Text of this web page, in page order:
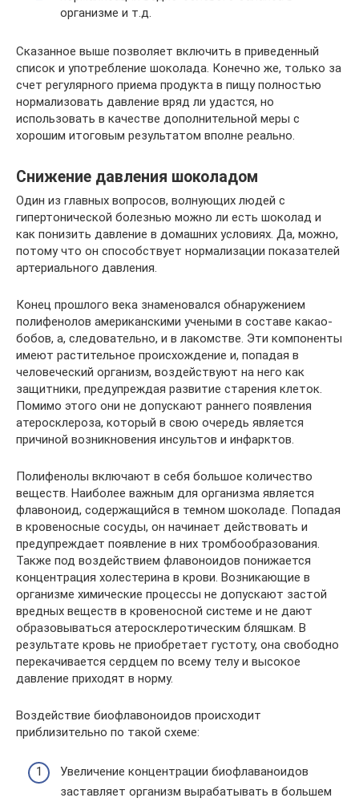
организме и т.д.
Сказанное выше позволяет включить в приведенный
список и употребление шоколада. Конечно же, только за
счет регулярного приема продукта в пищу полностью
нормализовать давление вряд ли удастся, но
использовать в качестве дополнительной меры с
хорошим итоговым результатом вполне реально.
Снижение давления шоколадом
Один из главных вопросов, волнующих людей с
гипертонической болезнью можно ли есть шоколад и
как понизить давление в домашних условиях. Да, можно,
потому что он способствует нормализации показателей
артериального давления.
Конец прошлого века знаменовался обнаружением
полифенолов американскими учеными в составе какао-
бобов, а, следовательно, и в лакомстве. Эти компоненты
имеют растительное происхождение и, попадая в
человеческий организм, воздействуют на него как
защитники, предупреждая развитие старения клеток.
Помимо этого они не допускают раннего появления
атеросклероза, который в свою очередь является
причиной возникновения инсультов и инфарктов.
Полифенолы включают в себя большое количество
веществ. Наиболее важным для организма является
флавоноид, содержащийся в темном шоколаде. Попадая
в кровеносные сосуды, он начинает действовать и
предупреждает появление в них тромбообразования.
Также под воздействием флавоноидов понижается
концентрация холестерина в крови. Возникающие в
организме химические процессы не допускают застой
вредных веществ в кровеносной системе и не дают
образовываться атеросклеротическим бляшкам. В
результате кровь не приобретает густоту, она свободно
перекачивается сердцем по всему телу и высокое
давление приходят в норму.
Воздействие биофлавоноидов происходит
приблизительно по такой схеме:
Увеличение концентрации биофлаваноидов
заставляет организм вырабатывать в большем